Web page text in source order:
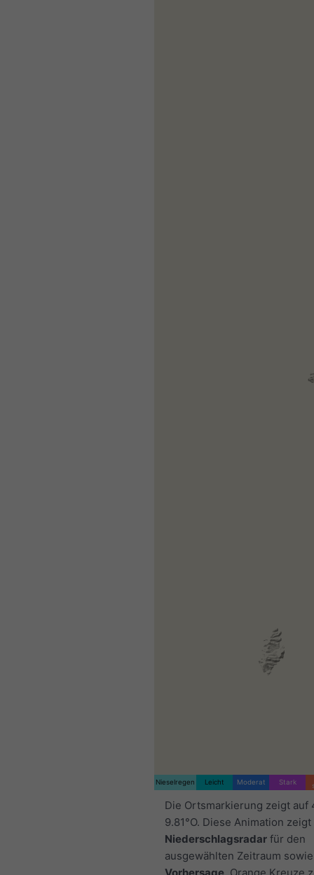
Nieselregen Leicht Moderat Stark
Die Ortsmarkierung zeigt auf
9.81°O. Diese Animation zeigt
Niederschlagsradar für den
ausgewählten Zeitraum